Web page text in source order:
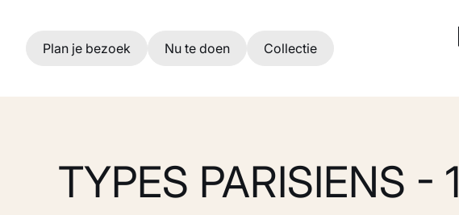
Ga naar hoofdinhoud
Plan je bezoek Nu te doen Collectie
TYPES PARISIENS - 1